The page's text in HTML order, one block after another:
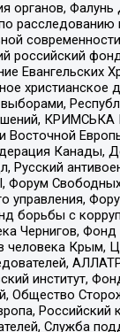
органов,
расследованию
российский
Евангельских
христианское
Восточной
Канады,
Русский
Форум
управления,
борьбы с
Чернигов,
человека Крым,
институт,
Общество
Российский
Служба